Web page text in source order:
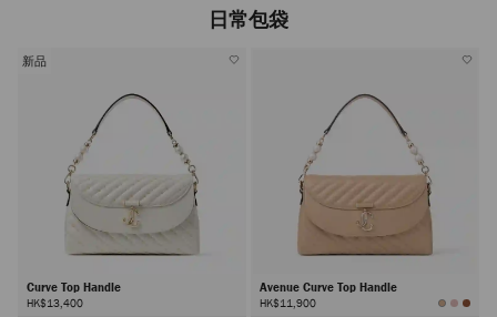
日常包袋
新品
Curve Top Handle
HK$13,400
Avenue Curve Top Handle
HK$11,900